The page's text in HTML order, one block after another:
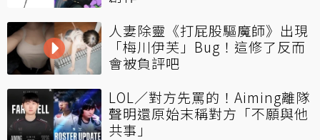
人妻除靈《打屁股驅魔師》出現
「梅川伊芙」Bug！這修了反而
會被負評吧
LOL／對方先罵的！Aiming離隊
聲明還原始末稱對方「不願與他
共事」